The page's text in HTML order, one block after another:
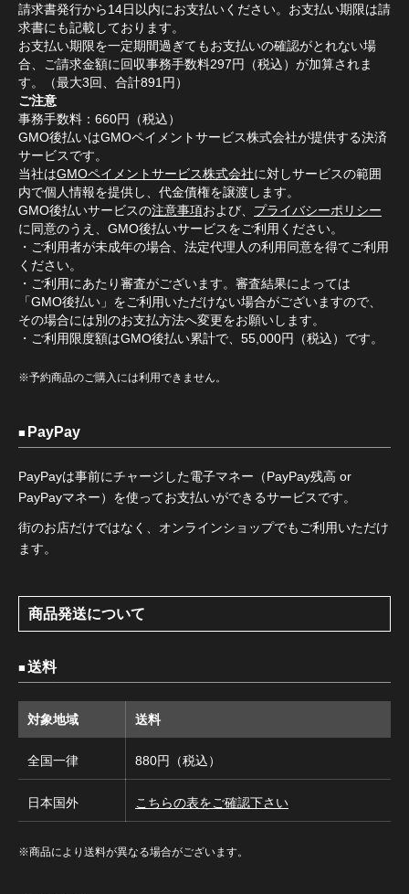
請求書発行から14日以内にお支払いください。お支払い期限は請
求書にも記載しております。
お支払い期限を一定期間過ぎてもお支払いの確認がとれない場
合、ご請求金額に回収事務手数料297円（税込）が加算されま
す。（最大3回、合計891円）
ご注意
事務手数料：660円（税込）
GMO後払いはGMOペイメントサービス株式会社が提供する決済
サービスです。
当社はGMOペイメントサービス株式会社に対しサービスの範囲
内で個人情報を提供し、代金債権を譲渡します。
GMO後払いサービスの注意事項および、 プライバシーポリシー
に同意のうえ、GMO後払いサービスをご利用ください。
・ご利用者が未成年の場合、法定代理人の利用同意を得てご利用
ください。
・ご利用にあたり審査がございます。審査結果によっては
「GMO後払い」をご利用いただけない場合がございますので、
その場合には別のお支払方法へ変更をお願いします。
・ご利用限度額はGMO後払い累計で、55,000円（税込）です。
※予約商品のご購入には利用できません。
PayPay
PayPayは事前にチャージした電子マネー（PayPay残高 or
PayPayマネー）を使ってお支払いができるサービスです。
街のお店だけではなく、オンラインショップでもご利用いただけ
ます。
商品発送について
送料
対象地域 送料
全国一律 880円（税込）
日本国外 こちらの表をご確認下さい
※商品により送料が異なる場合がございます。